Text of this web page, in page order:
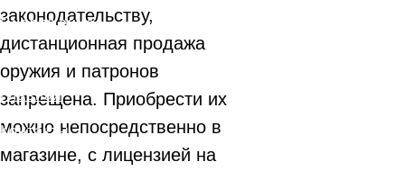
законодательству,
дистанционная продажа
оружия и патронов
запрещена. Приобрести их
можно непосредственно в
магазине, с лицензией на
Снаряжение
Главная
Контакты